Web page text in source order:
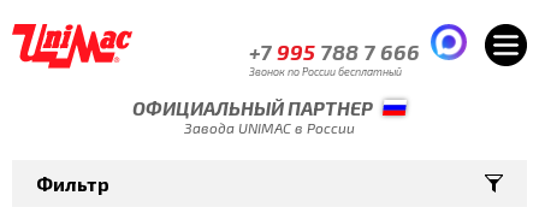
ОФИЦИАЛЬНЫЙ ПАРТНЕР
Завода UNIMAC в России
+7995 788 7 666
Звонок по России бесплатный
Фильтр